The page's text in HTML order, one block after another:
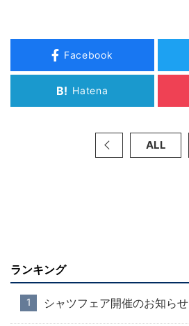
Facebook
B! Hatena
ALL
ランキング
シャツフェア開催のお知らせ